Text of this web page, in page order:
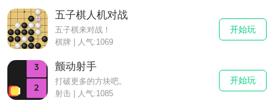
五子棋人机对战
五子棋来对战！
棋牌 | 人气:1069
开始玩
颤动射手
打破更多的方块吧。
射击 | 人气:1085
开始玩